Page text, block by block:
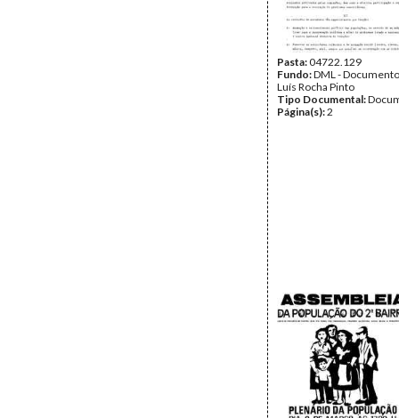
Pasta:04722.129
Fundo:DML -
Luís Rocha Pinto
Tipo Documental:
Página(s):2